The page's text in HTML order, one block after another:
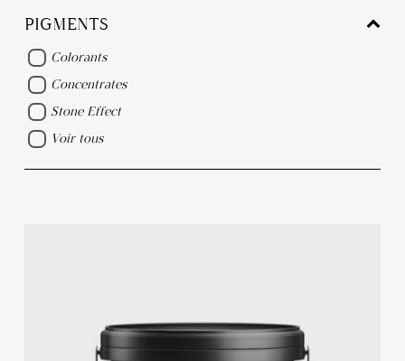
PIGMENTS
Colorants
Concentrates
Stone Effect
Voir tous